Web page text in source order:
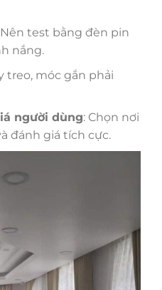
Nên test bằng đèn pin
nắng.
treo, móc gắn phải
người dùng: Chọn nơi
đánh giá tích cực.